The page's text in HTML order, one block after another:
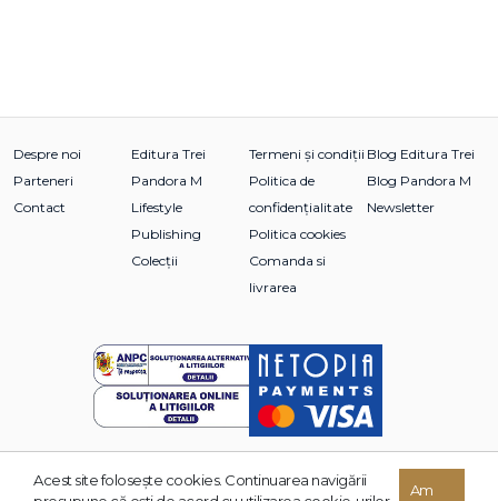
Despre noi
Parteneri
Contact
Editura Trei
Pandora M
Lifestyle
Publishing
Colecții
Termeni și condiții
Politica de
confidențialitate
Politica cookies
Comanda si
livrarea
Blog Editura Trei
Blog Pandora M
Newsletter
© 2026 Grupul Editorial TREI. Toate drepturile rezervate.
Acest site foloseşte cookies. Continuarea navigării
Am